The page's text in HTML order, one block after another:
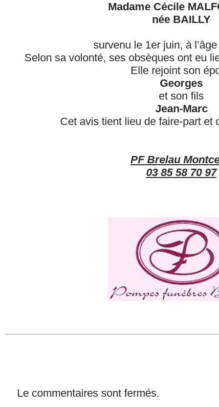
Madame Cécile
née BAILLY
survenu le 1er juin, à
Selon sa volonté, ses obsèques ont eu
Elle rejoint son
Georges
et son fils
Jean-Marc
Cet avis tient lieu de faire-part et
PF Brelau
03 85 58 70 97
Le commentaires sont fermés.